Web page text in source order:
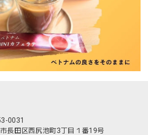
0031
長田区西尻池町3丁目１番19号